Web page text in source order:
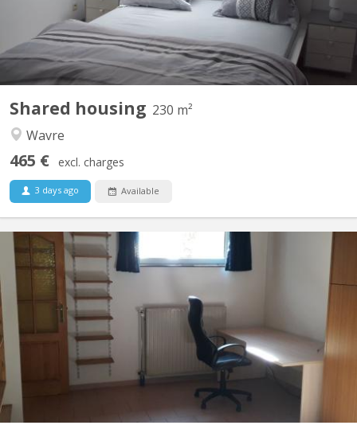
Shared housing 230 m²
Wavre
465 € excl. charges
3 days ago Available
grands canapés 2 fauteuils pour...
KV 1905
Uniquement pour 1 ÉTUDIANT(E) sur Louvain-la-Neuve Beau
studio meublé complètement privatif de 45M2 à louer Parfait
état Loyer mensuel 560 euros, forfait pour les charges 100 euros
par mois = 660 euros TOUT COMPRIS (électricité, chauffage,
eau, internet) Pas de domicile Séjour carrelé, cuisine...